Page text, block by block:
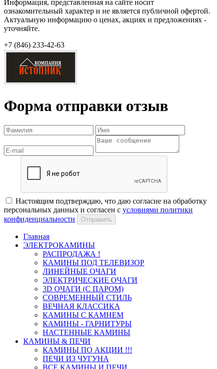
Информация, представленная на сайте носит
ознакомительный характер и не является публичной офертой.
Актуальную информацию о ценах, акциях и предложениях -
уточняйте.
+7 (846) 233-42-63
Форма отправки отзыв
Настоящим подтверждаю, что даю согласие на обработку
персональных данных и согласен с условиями политики
конфиденциальности
Отправить
Главная
ЭЛЕКТРОКАМИНЫ
РАСПРОДАЖА !
КАМИНЫ ПОД ТЕЛЕВИЗОР
ЛИНЕЙНЫЕ ОЧАГИ
ЭЛЕКТРИЧЕСКИЕ ОЧАГИ
3D ОЧАГИ (С ПАРОМ)
СОВРЕМЕННЫЙ СТИЛЬ
ВЕЧНАЯ КЛАССИКА
КАМИНЫ С КАМНЕМ
КАМИНЫ - ГАРНИТУРЫ
НАСТЕННЫЕ КАМИНЫ
КАМИНЫ & ПЕЧИ
КАМИНЫ ПО АКЦИИ !!!
ПЕЧИ ИЗ ЧУГУНА